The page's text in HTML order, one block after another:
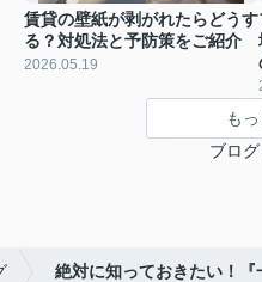
賃貸の壁紙が剥がれたらどうす
る？対処法と予防策をご紹介
2026.05.19
も
ブロ
絶対に知っておきたい！